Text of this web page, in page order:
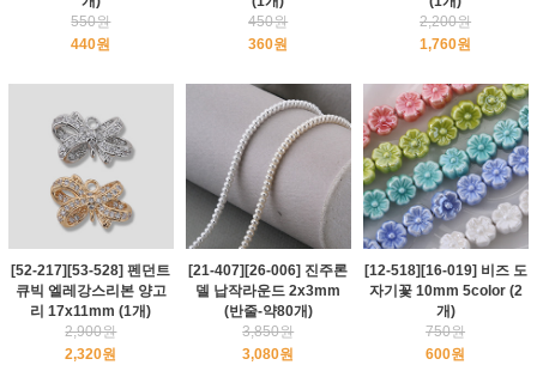
550원
440원
450원
360원
2,200원
1,760원
[52-217][53-528] 펜던트
큐빅 엘레강스리본 양고
리 17x11mm (1개)
2,900원
2,320원
[21-407][26-006] 진주론
델 납작라운드 2x3mm
(반줄-약80개)
3,850원
3,080원
[12-518][16-019] 비즈 도
자기꽃 10mm 5color (2
개)
750원
600원